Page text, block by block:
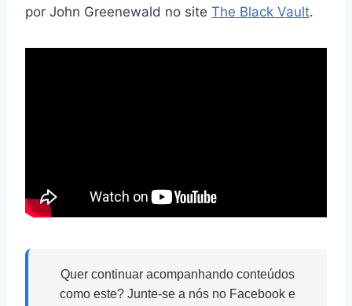
por John Greenewald no site The Black Vault.
Quer continuar acompanhando conteúdos
como este? Junte-se a nós no Facebook e